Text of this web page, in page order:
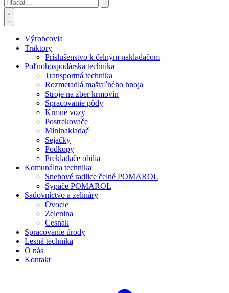
Výrobcovia
Traktory
Príslušenstvo k čelným nakladačom
Poľnohospodárska technika
Transportná technika
Rozmetadlá maštaľného hnoja
Stroje na zber krmovín
Spracovanie pôdy
Krmné vozy
Postrekovače
Mininakladač
Sejačky
Podkopy
Prekladače obilia
Komunálna technika
Snehové radlice čelné POMAROL
Sypače POMAROL
Sadovníctvo a zelináry
Ovocie
Zelenina
Cesnak
Spracovanie úrody
Lesná technika
O nás
Kontakt